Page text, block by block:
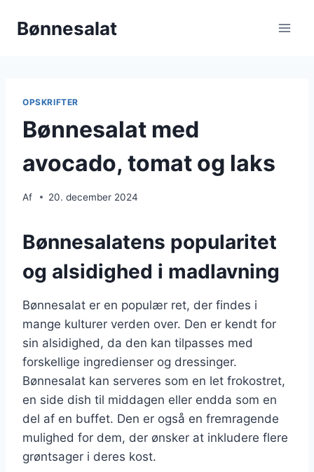
Bønnesalat
OPSKRIFTER
Bønnesalat med
avocado, tomat og laks
Af 20. december 2024
Bønnesalatens popularitet
og alsidighed i madlavning
Bønnesalat er en populær ret, der findes i
mange kulturer verden over. Den er kendt for
sin alsidighed, da den kan tilpasses med
forskellige ingredienser og dressinger.
Bønnesalat kan serveres som en let frokostret,
en side dish til middagen eller endda som en
del af en buffet. Den er også en fremragende
mulighed for dem, der ønsker at inkludere flere
grøntsager i deres kost.